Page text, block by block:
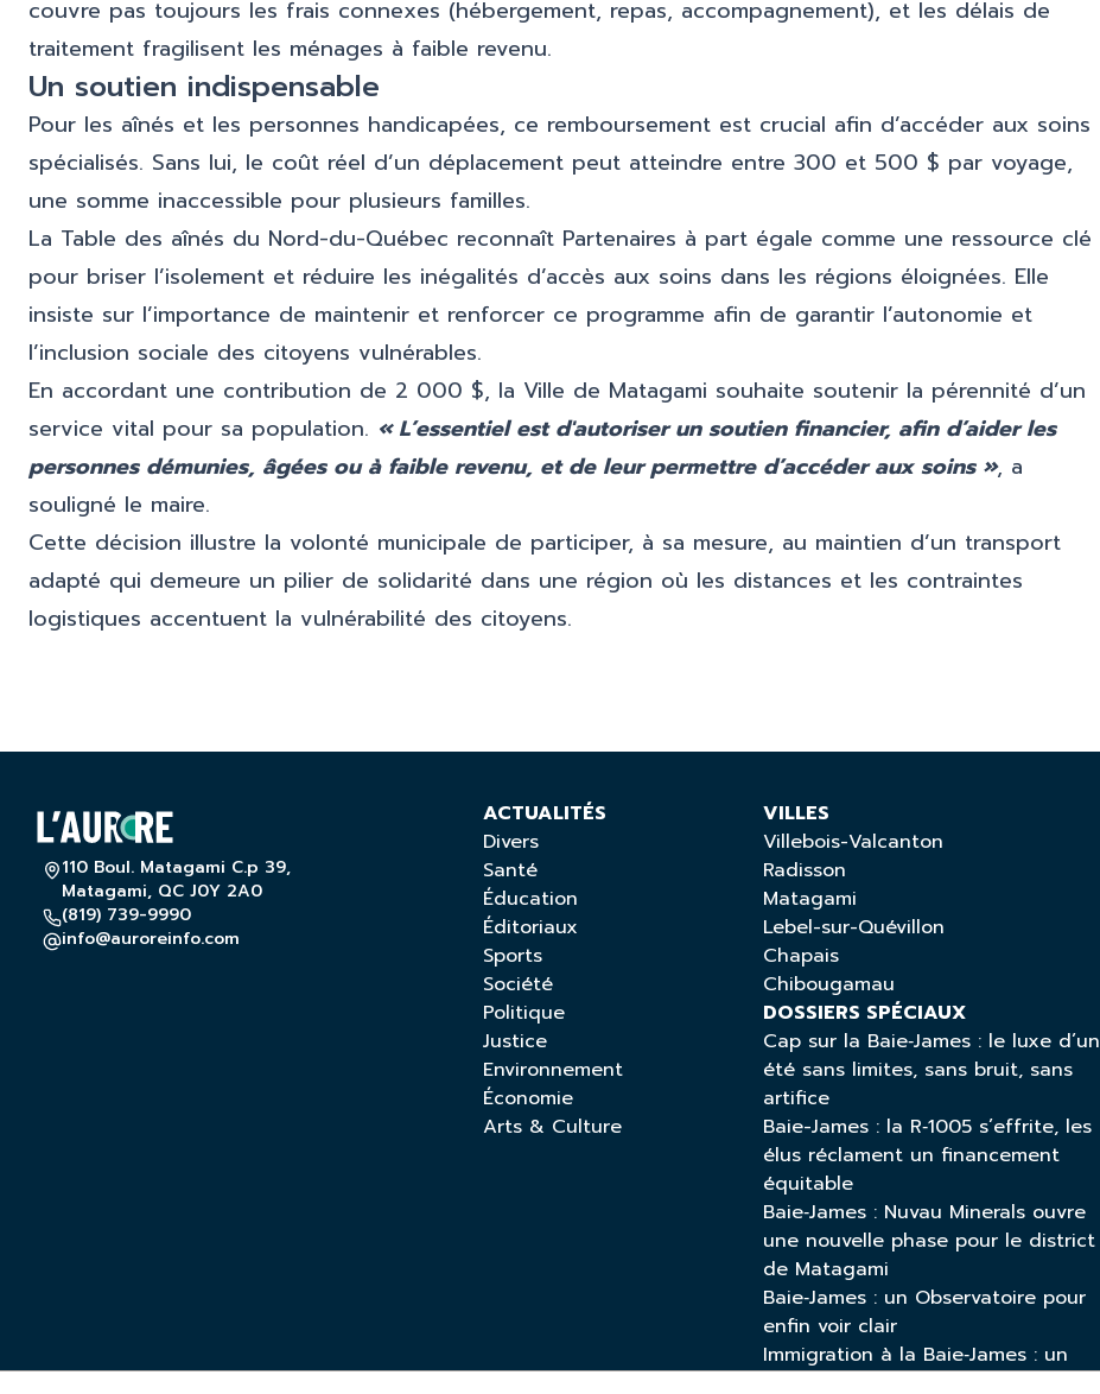
couvre pas toujours les frais connexes (hébergement, repas, accompagnement), et les délais de
traitement fragilisent les ménages à faible revenu.
Un soutien indispensable
Pour les aînés et les personnes handicapées, ce remboursement est crucial afin d’accéder aux soins
spécialisés. Sans lui, le coût réel d’un déplacement peut atteindre entre 300 et 500 $ par voyage,
une somme inaccessible pour plusieurs familles.
La Table des aînés du Nord-du-Québec reconnaît Partenaires à part égale comme une ressource clé
pour briser l’isolement et réduire les inégalités d’accès aux soins dans les régions éloignées. Elle
insiste sur l’importance de maintenir et renforcer ce programme afin de garantir l’autonomie et
l’inclusion sociale des citoyens vulnérables.
En accordant une contribution de 2 000 $, la Ville de Matagami souhaite soutenir la pérennité d’un
service vital pour sa population. « L’essentiel est d'autoriser un soutien financier, afin d’aider les
personnes démunies, âgées ou à faible revenu, et de leur permettre d’accéder aux soins », a
souligné le maire.
Cette décision illustre la volonté municipale de participer, à sa mesure, au maintien d’un transport
adapté qui demeure un pilier de solidarité dans une région où les distances et les contraintes
logistiques accentuent la vulnérabilité des citoyens.
110 Boul. Matagami C.p 39,
Matagami, QC J0Y 2A0
(819) 739-9990
info@auroreinfo.com
ACTUALITÉS
Divers
Santé
Éducation
Éditoriaux
Sports
Société
Politique
Justice
Environnement
Économie
Arts & Culture
VILLES
Villebois-Valcanton
Radisson
Matagami
Lebel-sur-Quévillon
Chapais
Chibougamau
DOSSIERS SPÉCIAUX
Cap sur la Baie‑James : le luxe d’un
été sans limites, sans bruit, sans
artifice
Baie-James : la R‑1005 s’effrite, les
élus réclament un financement
équitable
Baie‑James : Nuvau Minerals ouvre
une nouvelle phase pour le district
de Matagami
Baie‑James : un Observatoire pour
enfin voir clair
Immigration à la Baie‑James : un